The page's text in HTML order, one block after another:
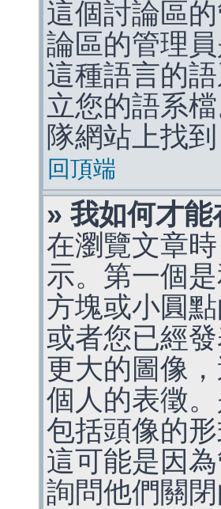
這個討論區
論區的管理
這種語言的
立您的語系
隊網站上找
回頂端
» 我如何才
在瀏覽文章
示。第一個
方塊或小圓
或者您已經
更大的圖像
個人的表徵
包括頭像的
這可能是因
詢問他們關閉